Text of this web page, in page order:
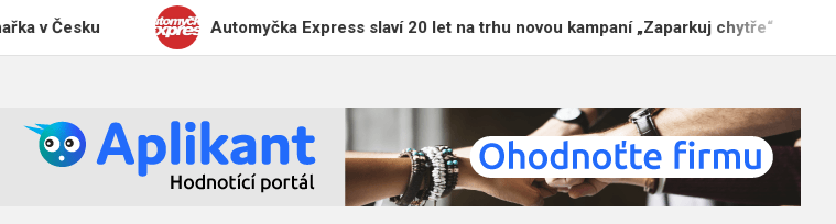
Automyčka Express slaví 20 let na trhu novou kampaní „Zaparkuj chytře“